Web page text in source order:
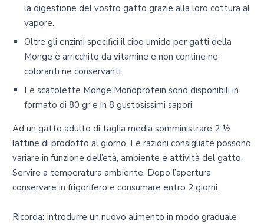
la digestione del vostro gatto grazie alla loro cottura al
vapore.
Oltre gli enzimi specifici il cibo umido per gatti della
Monge è arricchito da vitamine e non contine ne
coloranti ne conservanti.
Le scatolette Monge Monoprotein sono disponibili in
formato di 80 gr e in 8 gustosissimi sapori.
Ad un gatto adulto di taglia media somministrare 2 ½
lattine di prodotto al giorno. Le razioni consigliate possono
variare in funzione dell’età, ambiente e attività del gatto.
Servire a temperatura ambiente. Dopo l’apertura
conservare in frigorifero e consumare entro 2 giorni.
Ricorda: Introdurre un nuovo alimento in modo graduale